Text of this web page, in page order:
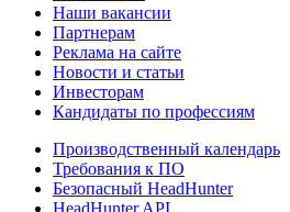
Наши вакансии
Партнерам
Реклама на сайте
Новости и статьи
Инвесторам
Кандидаты по профессиям
Производственный календарь
Требования к ПО
Безопасный HeadHunter
HeadHunter API